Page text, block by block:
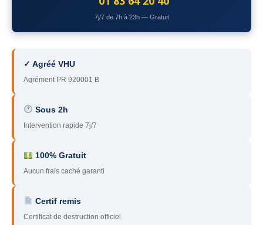
– Yvelines
92– Hauts-de-Seine
93 – Seine-Saint-Denis
94– Val-de-Marne
95 – Val d’Oise
– Essonne
89 – Yonne
51 – Marne
7j/7 de 7h à 23h — Gratuit
✓ Agréé VHU
Agrément PR 920001 B
Sous 2h
Intervention rapide 7j/7
100% Gratuit
Aucun frais caché garanti
Certif remis
Certificat de destruction officiel